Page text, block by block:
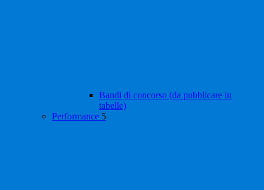
Bandi di concorso (da pubblicare in
tabelle)
Performance 5